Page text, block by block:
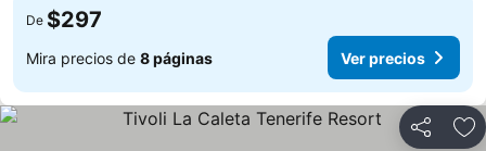
De $297
Mira precios de 8 páginas Ver precios
Compartir